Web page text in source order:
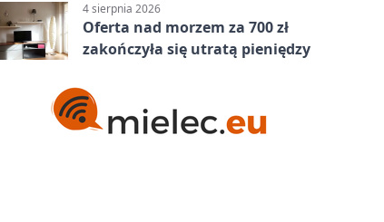
4 sierpnia 2026
Oferta nad morzem za 700 zł
zakończyła się utratą pieniędzy